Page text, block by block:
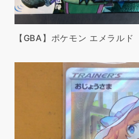
【GBA】ポケモン エメラルド